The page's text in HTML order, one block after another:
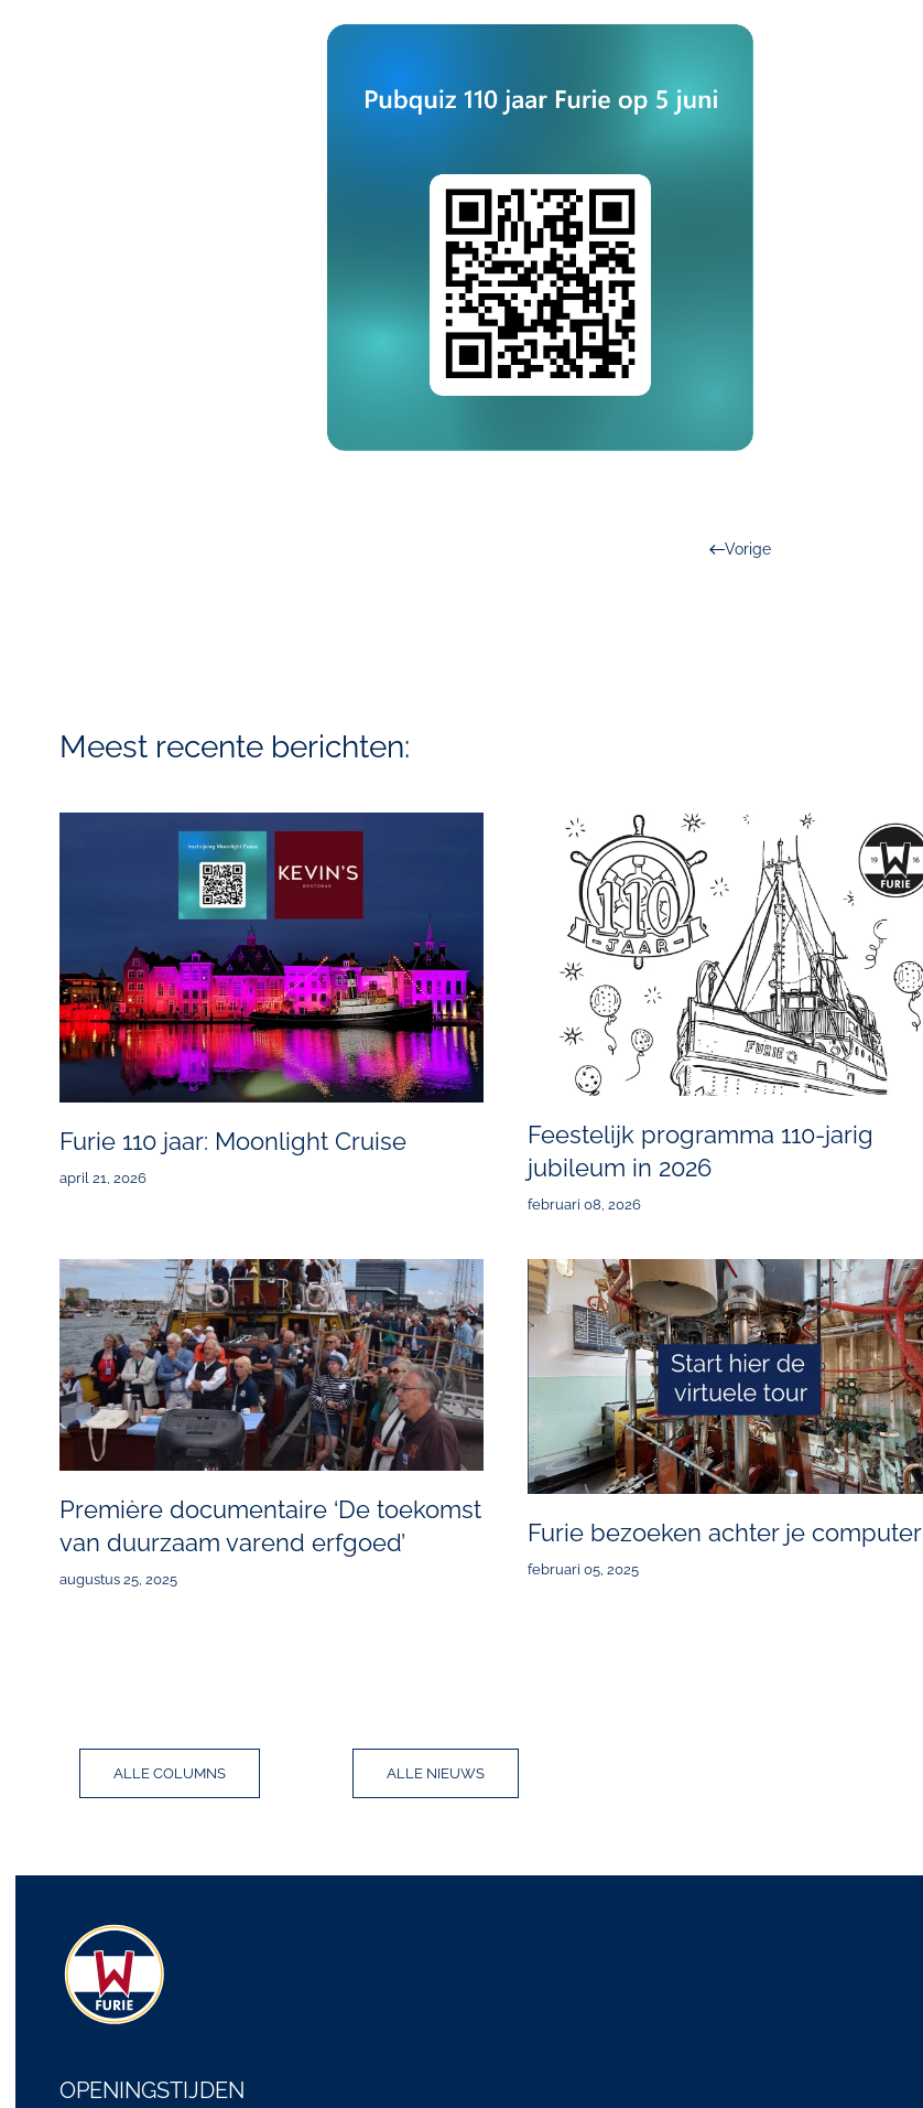
Vorige
Meest recente berichten:
Furie 110 jaar: Moonlight Cruise
april 21, 2026
Feestelijk programma 110-jarig
jubileum in 2026
februari 08, 2026
Première documentaire ‘De toekomst
van duurzaam varend erfgoed’
augustus 25, 2025
Furie bezoeken achter je computer
februari 05, 2025
ALLE COLUMNS ALLE NIEUWS
OPENINGSTIJDEN